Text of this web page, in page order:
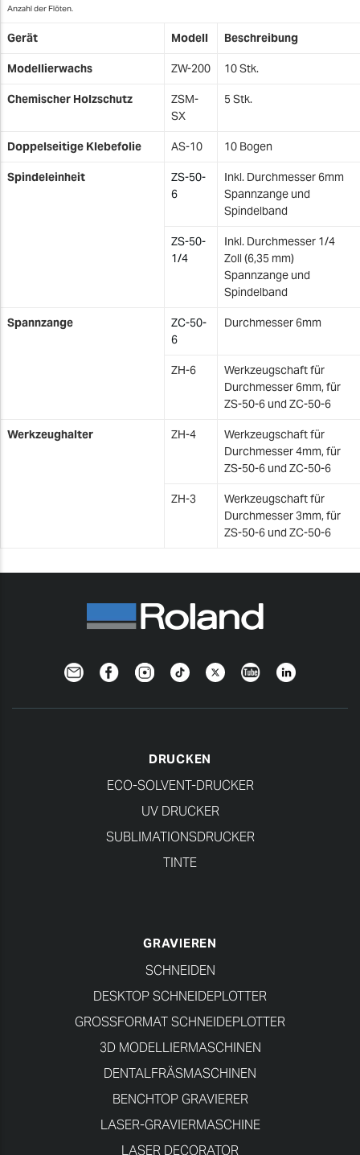
Anzahl der Flöten.
Gerät Modell Beschreibung
Modellierwachs ZW-200 10 Stk.
Chemischer Holzschutz
ZSM-
SX
5 Stk.
Doppelseitige Klebefolie AS-10 10 Bogen
Spindeleinheit
ZS-50-
6
Inkl. Durchmesser 6mm
Spannzange und
Spindelband
ZS-50-
1/4
Inkl. Durchmesser 1/4
Zoll (6,35 mm)
Spannzange und
Spindelband
Spannzange
ZC-50-
6
Durchmesser 6mm
ZH-6
Werkzeugschaft für
Durchmesser 6mm, für
ZS-50-6 und ZC-50-6
Werkzeughalter ZH-4
Werkzeugschaft für
Durchmesser 4mm, für
ZS-50-6 und ZC-50-6
ZH-3
Werkzeugschaft für
Durchmesser 3mm, für
ZS-50-6 und ZC-50-6
NewsletterFacebookInstagramTikTokTwitterYouTubeLinkedin
DRUCKEN
ECO-SOLVENT-DRUCKER
UV DRUCKER
SUBLIMATIONSDRUCKER
TINTE
GRAVIEREN
SCHNEIDEN
DESKTOP SCHNEIDEPLOTTER
GROSSFORMAT SCHNEIDEPLOTTER
3D MODELLIERMASCHINEN
DENTALFRÄSMASCHINEN
BENCHTOP GRAVIERER
LASER-GRAVIERMASCHINE
LASER DECORATOR